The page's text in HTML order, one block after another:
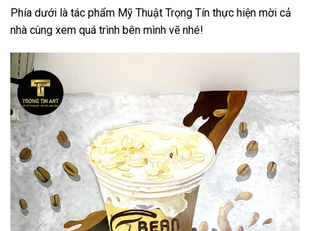
Phía dưới là tác phẩm Mỹ Thuật Trọng Tín thực hiện mời cả
nhà cùng xem quá trình bên mình vẽ nhé!